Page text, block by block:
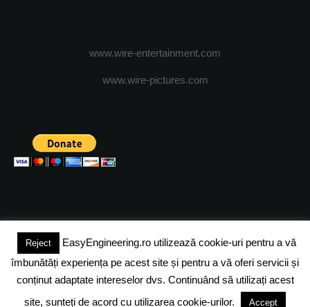
www.wire-entertainment.com
www.wire-pictures.com
(c) 2024 - FineEngineeringMagazine. All rights reserved.
DESPRE NOI ADVERTISING JOBS DESPRE COOKIES
POLITICA DE CONFIDENTIALITATE TERMENI SI CONDITII
Reject
EasyEngineering.ro utilizează cookie-uri pentru a vă
îmbunătăți experiența pe acest site și pentru a vă oferi servicii și
conținut adaptate intereselor dvs. Continuând să utilizați acest
site, sunteți de acord cu utilizarea cookie-urilor.
Accept